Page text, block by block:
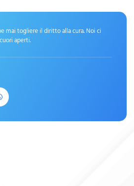
mai togliere il diritto alla cura. Noi ci
aperti.